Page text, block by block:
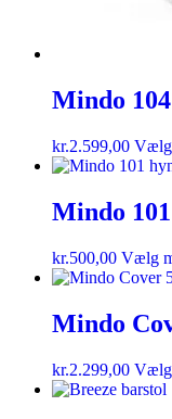
Mindo
kr.2.599,00 Vælg
Mindo
kr.500,00 Vælg
Mindo
kr.2.299,00 Vælg